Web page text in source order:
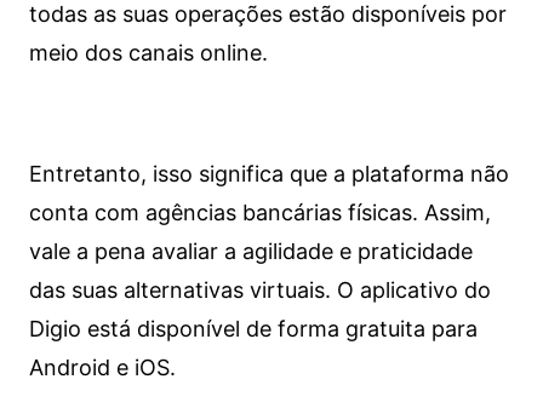
todas as suas operações estão disponíveis por
meio dos canais online.
Entretanto, isso significa que a plataforma não
conta com agências bancárias físicas. Assim,
vale a pena avaliar a agilidade e praticidade
das suas alternativas virtuais. O aplicativo do
Digio está disponível de forma gratuita para
Android e iOS.